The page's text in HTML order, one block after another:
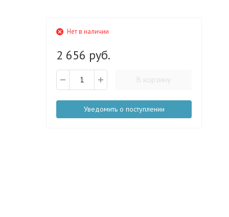
Нет в наличии
2 656 руб.
В корзину
Уведомить о поступлении